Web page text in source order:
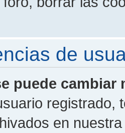
de
puede
registrado,
en